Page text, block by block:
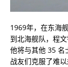
1969年，在东海
到北海舰队，程
他将与其他 35 名
战友们克服了难